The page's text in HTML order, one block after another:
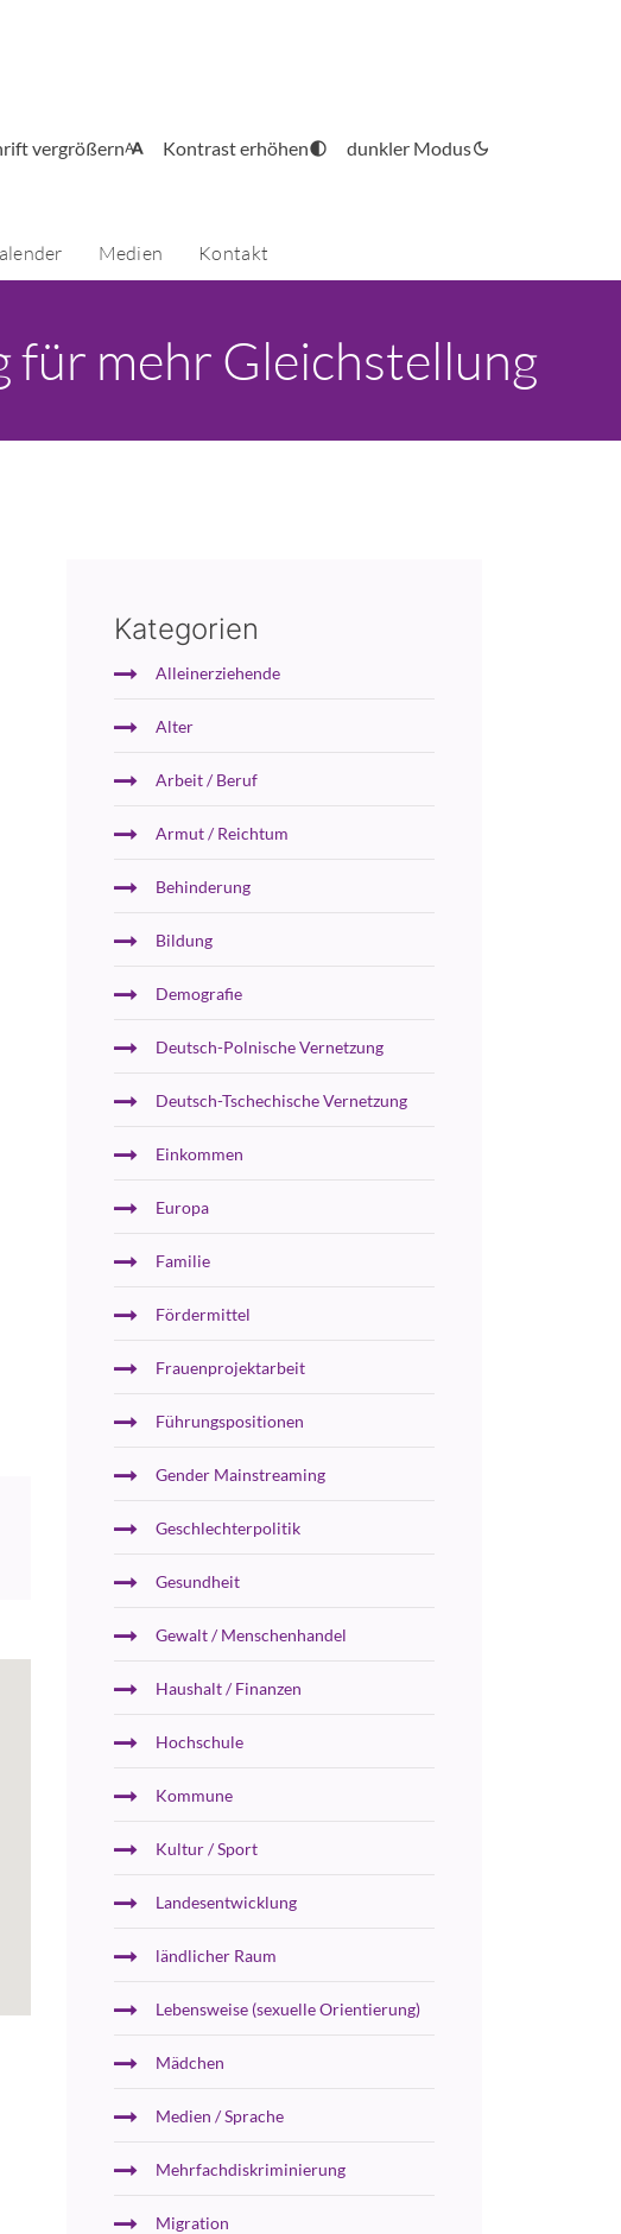
vergrößern Kontrast erhöhen dunkler Modus
Medien
Kontakt
für mehr Gleichstellung
Kategorien
Alleinerziehende
Alter
Arbeit / Beruf
Armut / Reichtum
Behinderung
Bildung
Demografie
Deutsch-Polnische Vernetzung
Deutsch-Tschechische Vernetzung
Einkommen
Europa
Familie
Fördermittel
Frauenprojektarbeit
Führungspositionen
Gender Mainstreaming
Geschlechterpolitik
Gesundheit
Gewalt / Menschenhandel
Haushalt / Finanzen
Hochschule
Kommune
Kultur / Sport
Landesentwicklung
ländlicher Raum
Lebensweise (sexuelle Orientierung)
Mädchen
Medien / Sprache
Mehrfachdiskriminierung
Migration